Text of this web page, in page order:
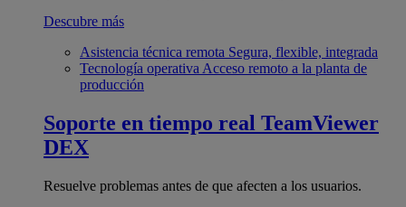
Descubre más
Asistencia técnica remota Segura, flexible, integrada
Tecnología operativa Acceso remoto a la planta de
producción
Soporte en tiempo real TeamViewer
DEX
Resuelve problemas antes de que afecten a los usuarios.